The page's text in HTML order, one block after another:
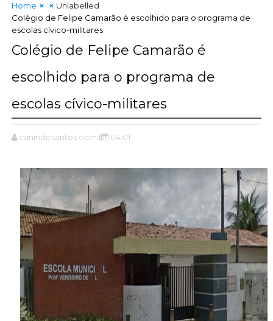
Home
Unlabelled
Colégio de Felipe Camarão é escolhido para o programa de
escolas cívico-militares
Colégio de Felipe Camarão é
escolhido para o programa de
escolas cívico-militares
canindesantos.com.br 04:01